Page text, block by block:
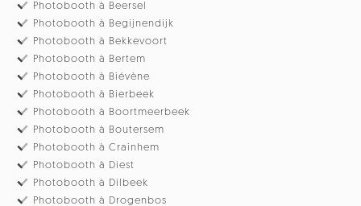
Photobooth à Beersel
Photobooth à Begijnendijk
Photobooth à Bekkevoort
Photobooth à Bertem
Photobooth à Biévène
Photobooth à Bierbeek
Photobooth à Boortmeerbeek
Photobooth à Boutersem
Photobooth à Crainhem
Photobooth à Diest
Photobooth à Dilbeek
Photobooth à Drogenbos